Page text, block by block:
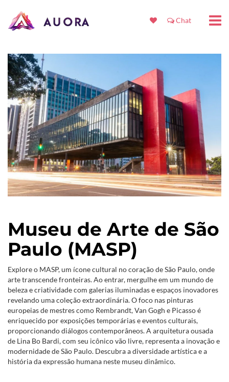
Chat
Museu de Arte de São
Paulo (MASP)
Explore o MASP, um ícone cultural no coração de São Paulo, onde
arte transcende fronteiras. Ao entrar, mergulhe em um mundo de
beleza e criatividade com galerias iluminadas e espaços inovadores
revelando uma coleção extraordinária. O foco nas pinturas
europeias de mestres como Rembrandt, Van Gogh e Picasso é
enriquecido por exposições temporárias e eventos culturais,
proporcionando diálogos contemporâneos. A arquitetura ousada
de Lina Bo Bardi, com seu icônico vão livre, representa a inovação e
modernidade de São Paulo. Descubra a diversidade artística e a
história da expressão humana neste museu dinâmico.